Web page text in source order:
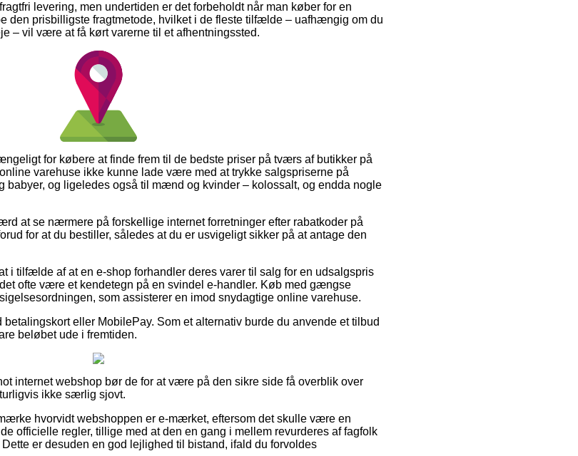
levering, men undertiden er det forbeholdt når man køber for en
den prisbilligste fragtmetode, hvilket i de fleste tilfælde – uafhængig om du
vil være at få kørt varerne til et afhentningssted.
for købere at finde frem til de bedste priser på tværs af butikker på
varehuse ikke kunne lade være med at trykke salgspriserne på
babyer, og ligeledes også til mænd og kvinder – kolossalt, og endda nogle
at se nærmere på forskellige internet forretninger efter rabatkoder på
for at du bestiller, således at du er usvigeligt sikker på at antage den
i tilfælde af at en e-shop forhandler deres varer til salg for en udsalgspris
ofte være et kendetegn på en svindel e-handler. Køb med gængse
som assisterer en imod snydagtige online varehuse.
eller MobilePay. Som et alternativ burde du anvende et tilbud
beløbet ude i fremtiden.
internet webshop bør de for at være på den sikre side få overblik over
ikke særlig sjovt.
hvorvidt webshoppen er e-mærket, eftersom det skulle være en
officielle regler, tillige med at den en gang i mellem revurderes af fagfolk
er desuden en god lejlighed til bistand, ifald du forvoldes